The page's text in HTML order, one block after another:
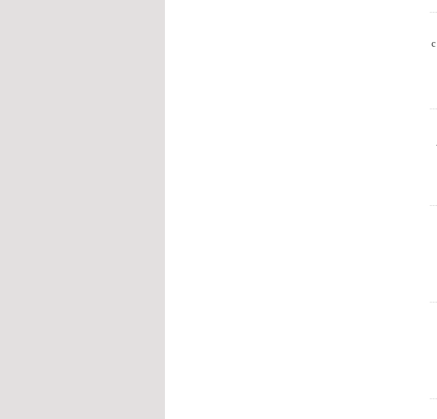
بيع سيارة بيجو 508 موديل 2016 سيارة اسكودا اوكتافيا موديل 2012 سيارة مرسيدس c